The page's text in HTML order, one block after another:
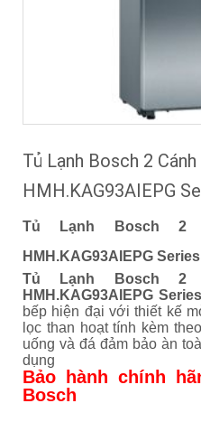
Tủ Lạnh Bosch 2
HMH.KAG93AIEPG
Tủ Lạnh Bosch 2
HMH.KAG93AIEPG
Tủ Lạnh Bosch 2
HMH.KAG93AIEPG
bếp hiện đại với thiết kế
lọc than hoạt tính kèm
uống và đá đảm bảo àn
dụng
Bảo hành chính
Bosch